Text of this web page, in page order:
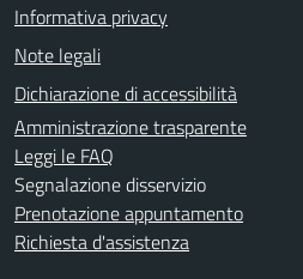
Informativa privacy
Note legali
Dichiarazione di accessibilità
Amministrazione trasparente
Leggi le FAQ
Segnalazione disservizio
Prenotazione appuntamento
Richiesta d'assistenza